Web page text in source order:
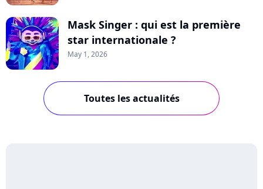
Mask Singer : qui est la première
star internationale ?
May 1, 2026
Toutes les actualités